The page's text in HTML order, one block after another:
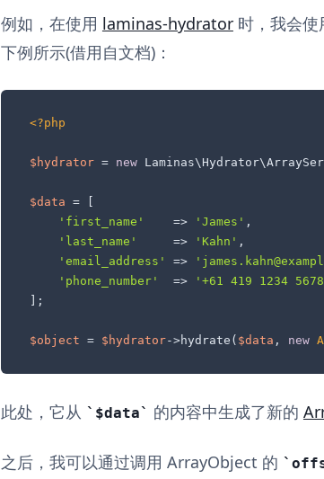
例如，在使用 laminas-hydrator时，我会使
下例所示(借用自文档)：
<?php
$hydrator = new
$data = [
'first_name'
    =>
'James' ,
'last_name'
     =>
'Kahn' ,
'email_address'
=>
'phone_number'
  =>
'+61 419 1234
];
$object = $hydrator->hydrate( $data , new
此处，它从 $data 的内容中生成了新的
之后，我可以通过调用 ArrayObject 的